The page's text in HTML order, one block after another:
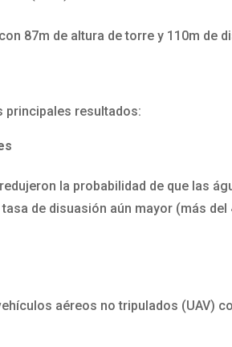
87m de altura de torre y 110m de
principales resultados:
la probabilidad de que las
de disuasión aún mayor (más
aéreos no tripulados (UAV)